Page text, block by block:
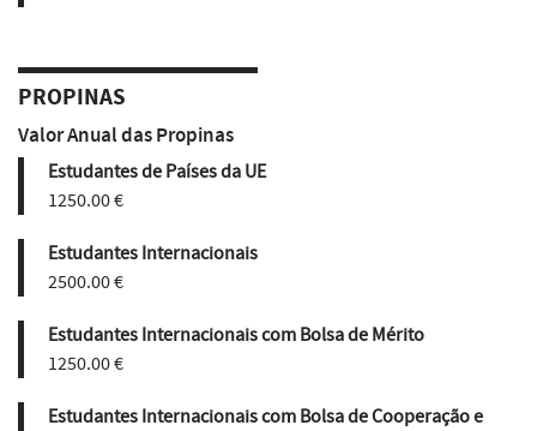
PROPINAS
Valor Anual das Propinas
Estudantes de Países da UE
1250.00 €
Estudantes Internacionais
2500.00 €
Estudantes Internacionais com Bolsa de Mérito
1250.00 €
Estudantes Internacionais com Bolsa de Cooperação e